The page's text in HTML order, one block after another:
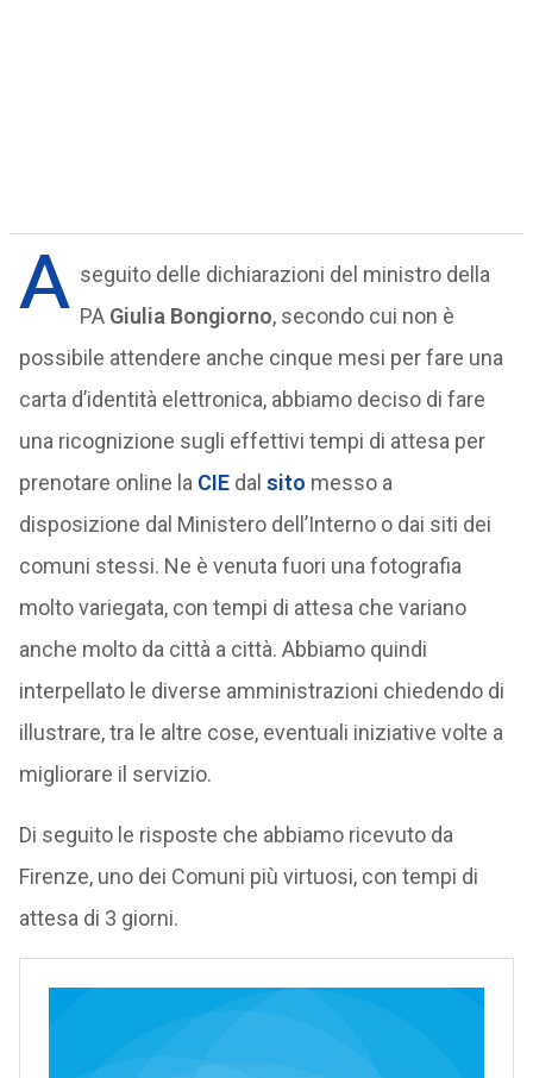
A seguito delle dichiarazioni del ministro della
PA Giulia Bongiorno, secondo cui non è
possibile attendere anche cinque mesi per fare una
carta d’identità elettronica, abbiamo deciso di fare
una ricognizione sugli effettivi tempi di attesa per
prenotare online la CIE dal sito messo a
disposizione dal Ministero dell’Interno o dai siti dei
comuni stessi. Ne è venuta fuori una fotografia
molto variegata, con tempi di attesa che variano
anche molto da città a città. Abbiamo quindi
interpellato le diverse amministrazioni chiedendo di
illustrare, tra le altre cose, eventuali iniziative volte a
migliorare il servizio.
Di seguito le risposte che abbiamo ricevuto da
Firenze, uno dei Comuni più virtuosi, con tempi di
attesa di 3 giorni.